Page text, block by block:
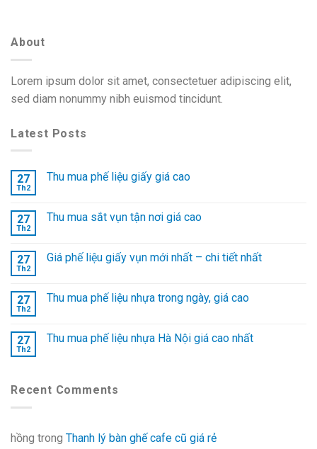
About
Lorem ipsum dolor sit amet, consectetuer adipiscing elit,
sed diam nonummy nibh euismod tincidunt.
Latest Posts
27
Th2
Thu mua phế liệu giấy giá cao
27
Th2
Thu mua sắt vụn tận nơi giá cao
27
Th2
Giá phế liệu giấy vụn mới nhất – chi tiết nhất
27
Th2
Thu mua phế liệu nhựa trong ngày, giá cao
27
Th2
Thu mua phế liệu nhựa Hà Nội giá cao nhất
Recent Comments
hồng trong Thanh lý bàn ghế cafe cũ giá rẻ